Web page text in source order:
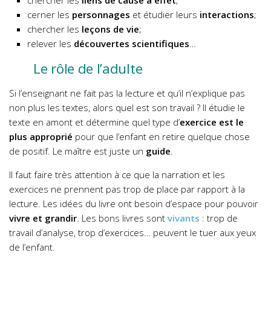
cerner les personnages et étudier leurs interactions;
chercher les leçons de vie;
relever les découvertes scientifiques…
Le rôle de l’adulte
Si l’enseignant ne fait pas la lecture et qu’il n’explique pas
non plus les textes, alors quel est son travail ? Il étudie le
texte en amont et détermine quel type d’exercice est le
plus approprié pour que l’enfant en retire quelque chose
de positif. Le maître est juste un guide.
Il faut faire très attention à ce que la narration et les
exercices ne prennent pas trop de place par rapport à la
lecture. Les idées du livre ont besoin d’espace pour pouvoir
vivre et grandir. Les bons livres sont vivants : trop de
travail d’analyse, trop d’exercices… peuvent le tuer aux yeux
de l’enfant.